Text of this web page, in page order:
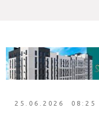
25.06.2026 08:25